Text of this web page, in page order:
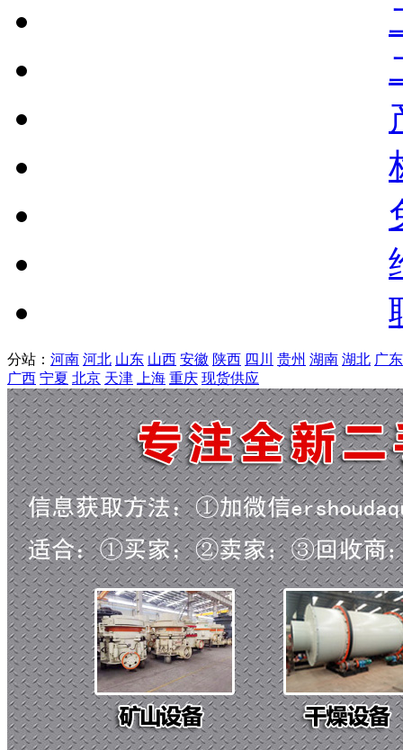
分站： 河南 河北 山东 山西 安徽 陕西 四川 贵州 湖南 湖北 广东
广西 宁夏 北京 天津 上海 重庆 现货供应